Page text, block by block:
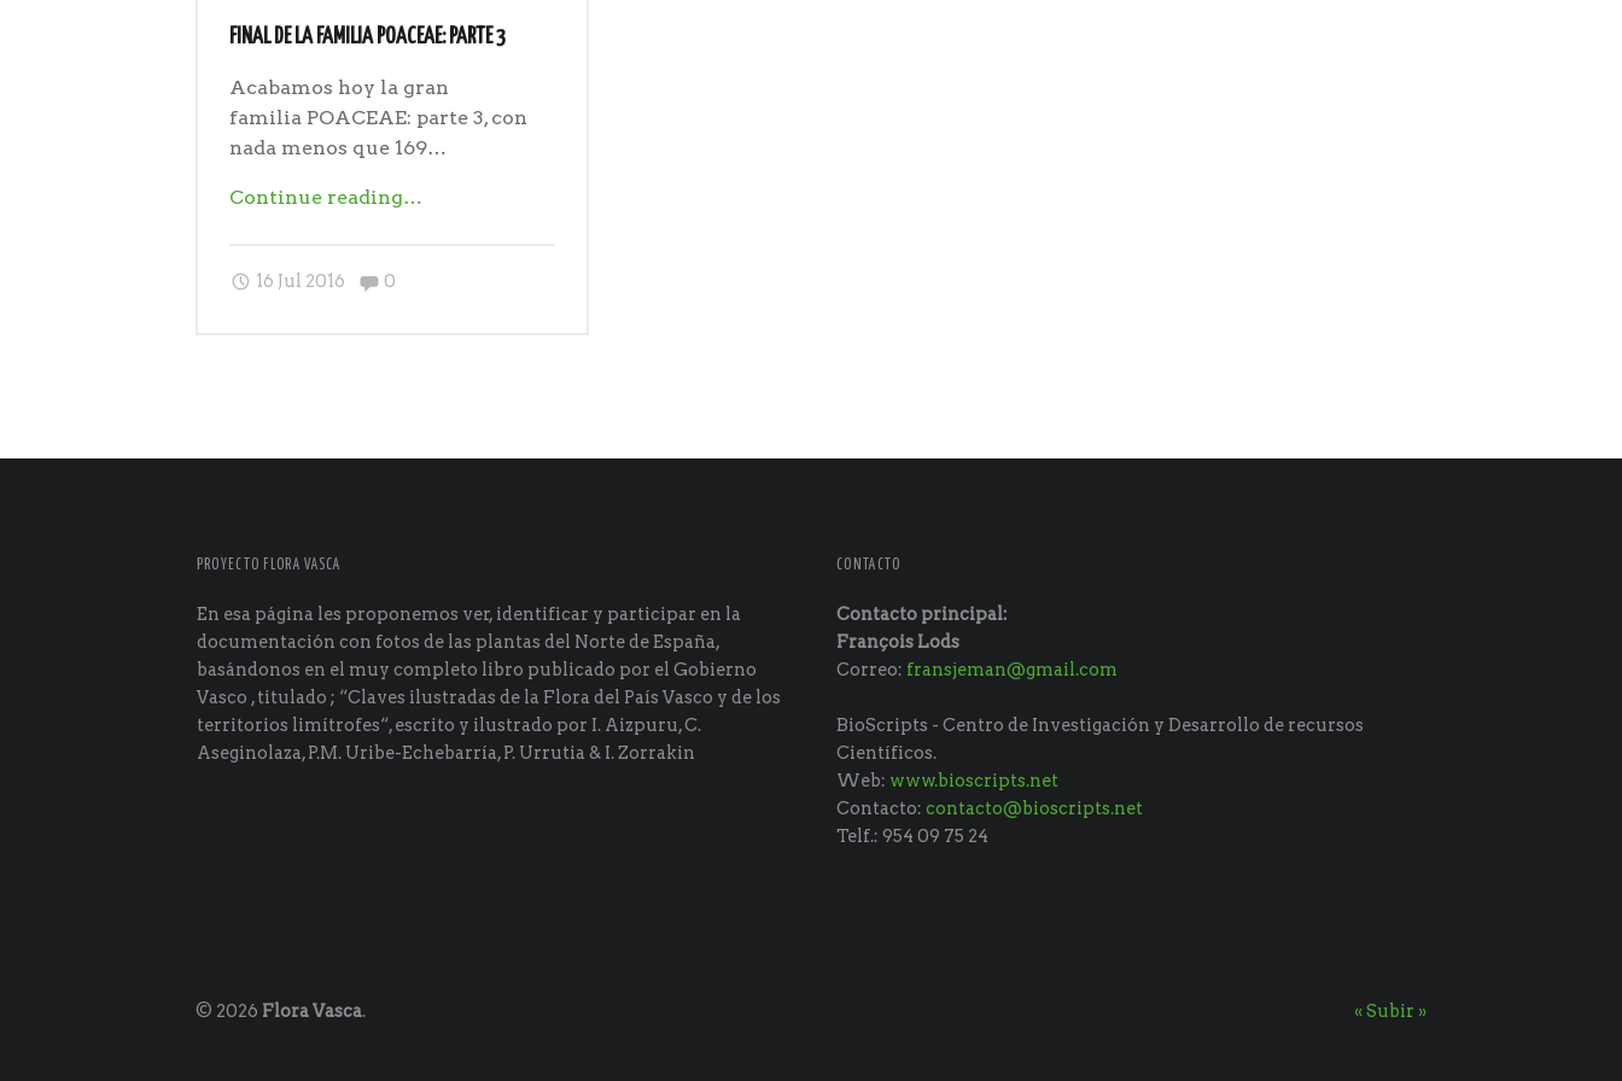
FINAL DE LA FAMILIA POACEAE: PARTE 3
Acabamos hoy la gran
familia POACEAE: parte 3, con
nada menos que 169…
Continue reading"Final
…
16 Jul 2016 Comments:
0
PROYECTO FLORA VASCA
En esa página les proponemos ver, identificar y participar en la
documentación con fotos de las plantas del Norte de España,
basándonos en el muy completo libro publicado por el Gobierno
Vasco , titulado ; “Claves ilustradas de la Flora del País Vasco y de los
territorios limítrofes“, escrito y ilustrado por I. Aizpuru, C.
Aseginolaza, P.M. Uribe-Echebarría, P. Urrutia & I. Zorrakin
CONTACTO
Contacto principal:
François Lods
Correo: fransjeman@gmail.com
BioScripts - Centro de Investigación y Desarrollo de recursos
Científicos.
Web: www.bioscripts.net
Contacto:contacto@bioscripts.net
Telf.: 954 09 75 24
© 2026 Flora Vasca. « Subir »